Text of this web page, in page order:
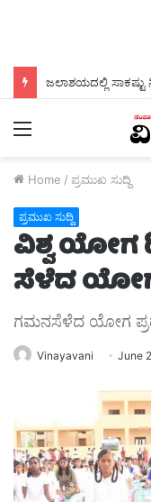
ಜಲಾಶಯದಲ್ಲಿ
Menu
Home / ಪ್ರಮುಖ ಸುದ್ದಿ
ಪ್ರಮುಖ ಸುದ್ದಿ
ವಿಶ್ವ ಯೋಗ
ಸೆಳೆದ
ಗಮನಸೆಳೆದ ಯೋಗ
Vinayavani June